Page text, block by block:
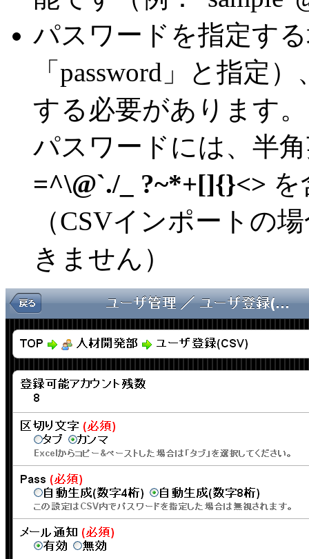
パスワードを指定す
「password」と指定
する必要があります。
パスワードには、半
=^\@`./_ ?~*+[]{}<>
（CSVインポートの
きません）